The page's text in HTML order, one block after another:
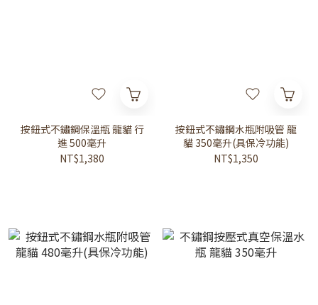
按鈕式不鏽鋼保溫瓶 龍貓 行
進 500毫升
NT$1,380
按鈕式不鏽鋼水瓶附吸管 龍
貓 350毫升(具保冷功能)
NT$1,350